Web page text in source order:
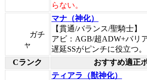
らない。
ガチ
ャ
マナ（神化）
【貫通/バランス/聖騎士】
アビ：AGB/超ADW+バリ
遅延SSがピンチに役立つ。
Cランク
おすすめ適正
ティアラ（獣神化）